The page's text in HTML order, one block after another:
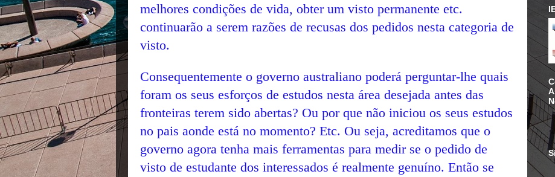
melhores condições de vida, obter um visto permanente etc.
continuarão a serem razões de recusas dos pedidos nesta categoria de
visto.
Consequentemente o governo australiano poderá perguntar-lhe quais
foram os seus esforços de estudos nesta área desejada antes das
fronteiras terem sido abertas? Ou por que não iniciou os seus estudos
no pais aonde está no momento? Etc. Ou seja, acreditamos que o
governo agora tenha mais ferramentas para medir se o pedido de
visto de estudante dos interessados é realmente genuíno. Então se